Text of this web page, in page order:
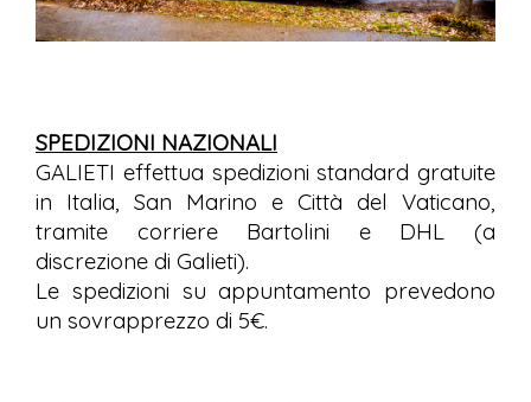
SPEDIZIONI NAZIONALI
GALIETI effettua spedizioni standard gratuite
in Italia, San Marino e Città del Vaticano,
tramite corriere Bartolini e DHL (a
discrezione di Galieti).
Le spedizioni su appuntamento prevedono
un sovrapprezzo di 5€.